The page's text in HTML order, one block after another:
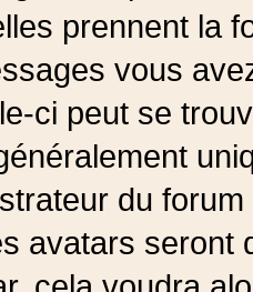
prennent la
vous
ci peut se
du
avatars seront